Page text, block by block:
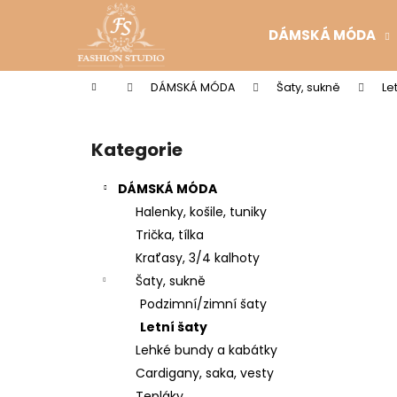
DÁMSKÁ MÓDA
Domů DÁMSKÁ MÓDA Šaty, sukně
Přeskočit
kategorie
Kategorie
DÁMSKÁ MÓDA
Halenky, košile, tuniky
Trička, tílka
Kraťasy, 3/4 kalhoty
Šaty, sukně
Podzimní/zimní šaty
Letní šaty
Lehké bundy a kabátky
Cardigany, saka, vesty
í
Zpět
do
Zpět
do